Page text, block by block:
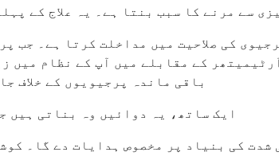
سے مرنے کا سبب بنتا ہے۔ یہ علاج کے
کی صلاحیت میں مداخلت کرتا ہے۔ جب
کے مقابلے میں آپ کے نظام میں
باقی ماندہ پرجیویوں کے خلاف
ایک ساتھ، یہ دوائیں وہ بناتی ہیں
کی بنیاد پر مخصوص ہدایات دے گا۔